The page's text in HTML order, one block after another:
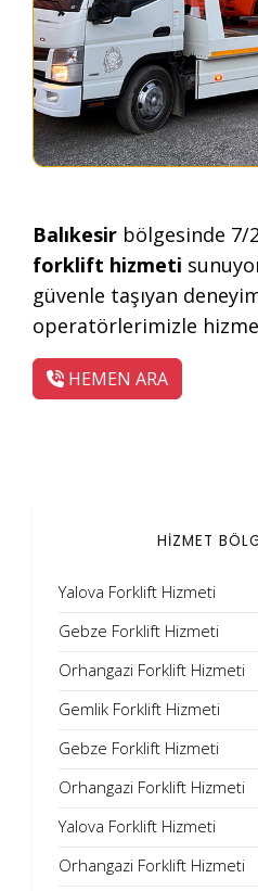
Balıkesir bölgesinde 7/
forklift hizmeti
güvenle taşıyan
operatörlerimizle
HEMEN ARA
HİZMET
Yalova Forklift Hizmeti
Gebze Forklift Hizmeti
Orhangazi Forklift Hizmeti
Gemlik Forklift Hizmeti
Gebze Forklift Hizmeti
Orhangazi Forklift Hizmeti
Yalova Forklift Hizmeti
Orhangazi Forklift Hizmeti